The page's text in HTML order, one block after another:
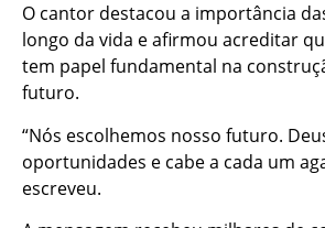
O cantor destacou a importância
longo da vida e afirmou acreditar
tem papel fundamental na
futuro.
“Nós escolhemos nosso futuro.
oportunidades e cabe a cada um
escreveu.